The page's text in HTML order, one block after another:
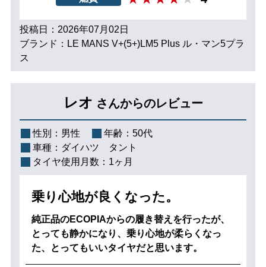
投稿日：2026年07月02日
ブランド：LE MANS V+(5+)LM5 Plus ル・マン5プラ
ス
レオ さんからのレビュー
性別： 男性 年齢： 50代
車種： ダイハツ タント
タイヤ使用月数： 1ヶ月
乗り心地が良くなった。
純正品のECOPIAからの履き替えを行ったが、
とっても静かになり、乗り心地が柔らくなっ
た、とってもいいタイヤだと思います。